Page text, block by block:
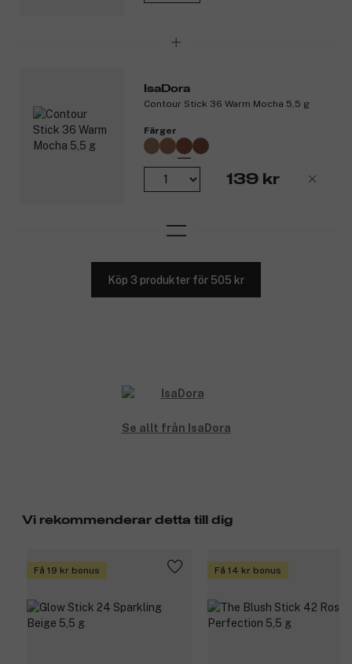
IsaDora
Contour Stick 36 Warm Mocha 5,5 g
Färger
139 kr
Köp 3 produkter för 505 kr
Se allt från IsaDora
Vi rekommenderar detta till dig
Få 19 kr bonus Få 14 kr bonus